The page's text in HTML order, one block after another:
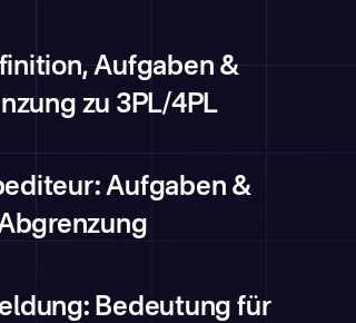
Aufgaben &
zu 3PL/4PL
Aufgaben &
Bedeutung für